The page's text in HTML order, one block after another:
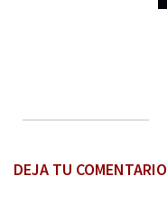
DEJA TU COMENTARIO